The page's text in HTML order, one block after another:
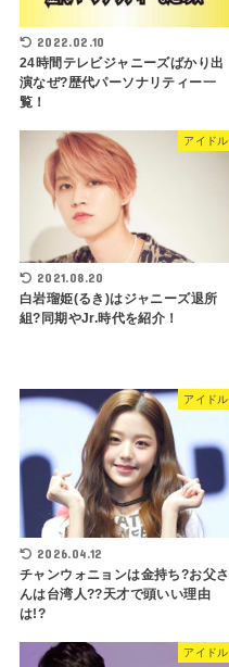
2022.02.10
24時間テレビジャニーズばかり出
演なぜ?歴代パーソナリティー一
覧！
アイドル
2021.08.20
白岩瑠姫(るき)はジャニーズ退所
組?同期やJr.時代を紹介！
アイドル
2026.04.12
チャンウォニョンは金持ち?お父さ
んは台湾人??天才で頭いい理由
は!?
アイドル